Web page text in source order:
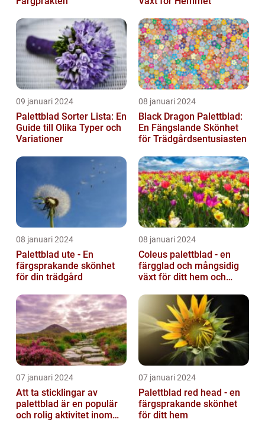
09 januari 2024
Palettblad Sorter Lista: En
Guide till Olika Typer och
Variationer
08 januari 2024
Black Dragon Palettblad:
En Fängslande Skönhet
för Trädgårdsentusiasten
08 januari 2024
Palettblad ute - En
färgsprakande skönhet
för din trädgård
08 januari 2024
Coleus palettblad - en
färgglad och mångsidig
växt för ditt hem och
07 januari 2024
Att ta sticklingar av
palettblad är en populär
och rolig aktivitet inom
07 januari 2024
Palettblad red head - en
färgsprakande skönhet
för ditt hem